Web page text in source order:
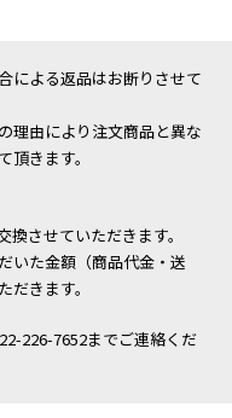
による返品はお断りさせて
理由により注文商品と異な
きます。
させていただきます。
いた金額（商品代金・送
きます。
226-7652までご連絡くだ